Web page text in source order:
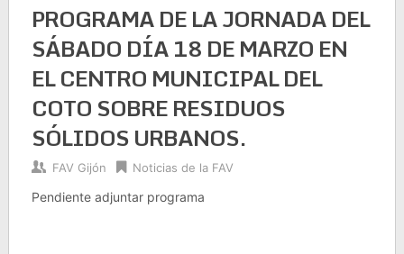
PROGRAMA DE LA JORNADA DEL
SÁBADO DÍA 18 DE MARZO EN
EL CENTRO MUNICIPAL DEL
COTO SOBRE RESIDUOS
SÓLIDOS URBANOS.
FAV Gijón Noticias de la FAV
Pendiente adjuntar programa